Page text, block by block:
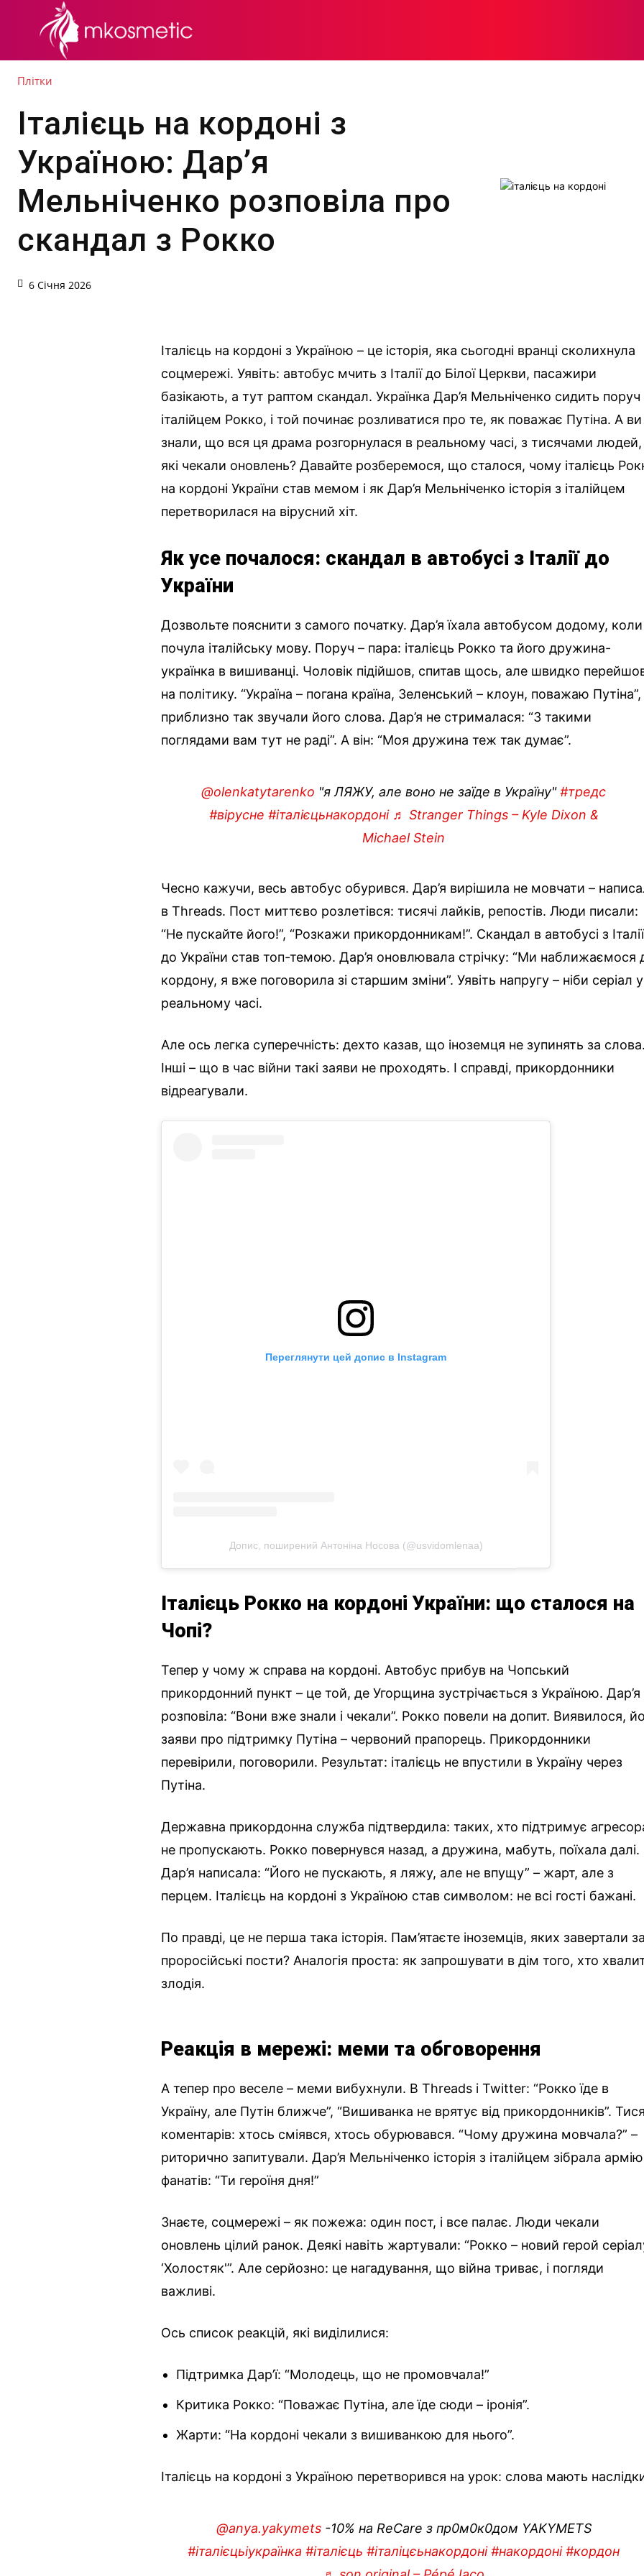
Плітки
Італієць на кордоні з
Україною: Дар’я
Мельніченко розповіла про
скандал з Рокко
6 Січня 2026
Італієць на кордоні з Україною – це історія, яка сьогодні вранці сколихнула
соцмережі. Уявіть: автобус мчить з Італії до Білої Церкви, пасажири
базікають, а тут раптом скандал. Українка Дар’я Мельніченко сидить поруч
італійцем Рокко, і той починає розливатися про те, як поважає Путіна. А ви
знали, що вся ця драма розгорнулася в реальному часі, з тисячами людей,
які чекали оновлень? Давайте розберемося, що сталося, чому італієць
на кордоні України став мемом і як Дар’я Мельніченко історія з італійцем
перетворилася на вірусний хіт.
Як усе почалося: скандал в автобусі з Італії до
України
Дозвольте пояснити з самого початку. Дар’я їхала автобусом додому, коли
почула італійську мову. Поруч – пара: італієць Рокко та його дружина-
українка в вишиванці. Чоловік підійшов, спитав щось, але швидко
на політику. “Україна – погана країна, Зеленський – клоун, поважаю Путіна”,
приблизно так звучали його слова. Дар’я не стрималася: “З такими
поглядами вам тут не раді”. А він: “Моя дружина теж так думає”.
@olenkatytarenko "я ЛЯЖУ, але воно не заїде в Україну"#тредс
#вірусне #італієцьнакордоні ♬ Stranger Things – Kyle Dixon &
Michael Stein
Чесно кажучи, весь автобус обурився. Дар’я вирішила не мовчати –
в Threads. Пост миттєво розлетівся: тисячі лайків, репостів. Люди писали:
“Не пускайте його!”, “Розкажи прикордонникам!”. Скандал в автобусі з Італії
до України став топ-темою. Дар’я оновлювала стрічку: “Ми наближаємося
кордону, я вже поговорила зі старшим зміни”. Уявіть напругу – ніби серіал у
реальному часі.
Але ось легка суперечність: дехто казав, що іноземця не зупинять за слова.
Інші – що в час війни такі заяви не проходять. І справді, прикордонники
відреагували.
Переглянути цей допис в Instagram
Допис, поширений Антоніна Носова (@usvidomlenaa)
Італієць Рокко на кордоні України: що сталося на
Чопі?
Тепер у чому ж справа на кордоні. Автобус прибув на Чопський
прикордонний пункт – це той, де Угорщина зустрічається з Україною. Дар’я
розповіла: “Вони вже знали і чекали”. Рокко повели на допит. Виявилося,
заяви про підтримку Путіна – червоний прапорець. Прикордонники
перевірили, поговорили. Результат: італієць не впустили в Україну через
Путіна.
Державна прикордонна служба підтвердила: таких, хто підтримує
не пропускають. Рокко повернувся назад, а дружина, мабуть, поїхала далі.
Дар’я написала: “Його не пускають, я ляжу, але не впущу” – жарт, але з
перцем. Італієць на кордоні з Україною став символом: не всі гості бажані.
По правді, це не перша така історія. Пам’ятаєте іноземців, яких завертали за
проросійські пости? Аналогія проста: як запрошувати в дім того, хто
злодія.
Реакція в мережі: меми та обговорення
А тепер про веселе – меми вибухнули. В Threads і Twitter: “Рокко їде в
Україну, але Путін ближче”, “Вишиванка не врятує від прикордонників”.
коментарів: хтось сміявся, хтось обурювався. “Чому дружина мовчала?” –
риторично запитували. Дар’я Мельніченко історія з італійцем зібрала армію
фанатів: “Ти героїня дня!”
Знаєте, соцмережі – як пожежа: один пост, і все палає. Люди чекали
оновлень цілий ранок. Деякі навіть жартували: “Рокко – новий герой
‘Холостяк'”. Але серйозно: це нагадування, що війна триває, і погляди
важливі.
Ось список реакцій, які виділилися:
Підтримка Дар’ї: “Молодець, що не промовчала!”
Критика Рокко: “Поважає Путіна, але їде сюди – іронія”.
Жарти: “На кордоні чекали з вишиванкою для нього”.
Італієць на кордоні з Україною перетворився на урок: слова мають
@anya.yakymets-10% на ReCare з пр0м0к0дом YAKYMETS
#італієцьіукраїнка #італієць #італіцєьнакордоні #накордоні #кордон